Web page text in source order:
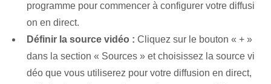
programme pour commencer à configurer votre diffusi
on en direct.
Définir la source vidéo : Cliquez sur le bouton « + »
dans la section « Sources » et choisissez la source vi
déo que vous utiliserez pour votre diffusion en direct,